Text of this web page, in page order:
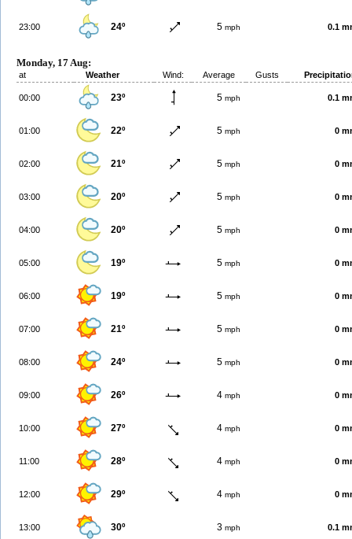
23:00 24º 5 mph 0.1
Monday, 17 Aug:
at Weather Wind: Average Gusts
00:00 23º 5 mph 0.1
01:00 22º 5 mph 0
02:00 21º 5 mph 0
03:00 20º 5 mph 0
04:00 20º 5 mph 0
05:00 19º 5 mph 0
06:00 19º 5 mph 0
07:00 21º 5 mph 0
08:00 24º 5 mph 0
09:00 26º 4 mph 0
10:00 27º 4 mph 0
11:00 28º 4 mph 0
12:00 29º 4 mph 0
13:00 30º 3 mph 0.1